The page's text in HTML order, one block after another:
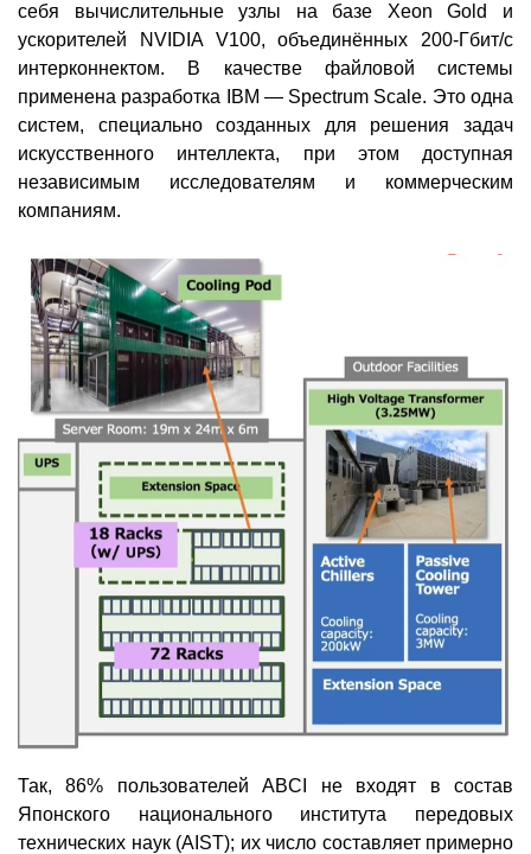
себя вычислительные узлы на базе Xeon Gold и
ускорителей NVIDIA V100, объединённых 200-Гбит/с
интерконнектом. В качестве файловой системы
применена разработка IBM — Spectrum Scale. Это одна
систем, специально созданных для решения задач
искусственного интеллекта, при этом доступная
независимым исследователям и коммерческим
компаниям.
Так, 86% пользователей ABCI не входят в состав
Японского национального института передовых
технических наук (AIST); их число составляет примерно